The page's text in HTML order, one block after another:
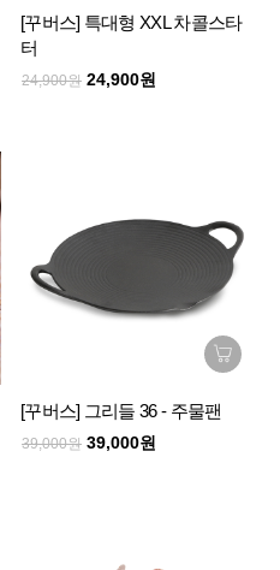
[꾸버스] 특대형 XXL 차콜스타
터
24,900원 24,900원
[꾸버스] 그리들 36 - 주물팬
39,000원 39,000원